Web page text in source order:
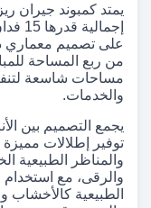
يمتد كمبوند جيران
على تصميم معماري
مساحات شاسعة
والخدمات.
يجمع التصميم بين
توفير إطلالات
والمناظر الطبيعية
والرقى، مع استخدام
الطبيعية